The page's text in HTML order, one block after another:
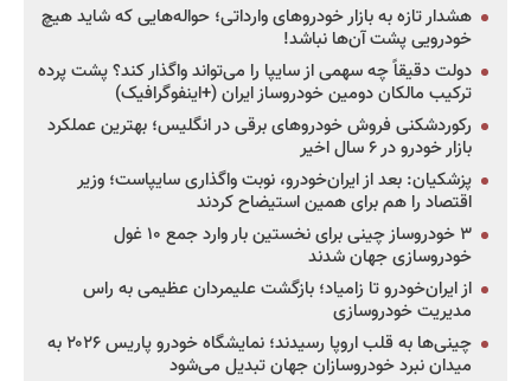
هشدار تازه به بازار خودروهای وارداتی؛ حواله‌هایی که شاید هیچ
خودرویی پشت آن‌ها نباشد!
دولت دقیقاً چه سهمی از سایپا را می‌تواند واگذار کند؟ پشت پرده
ترکیب مالکان دومین خودروساز ایران (+اینفوگرافیک)
رکوردشکنی فروش خودروهای برقی در انگلیس؛ بهترین عملکرد
بازار خودرو در ۶ سال اخیر
پزشکیان: بعد از ایران‌خودرو، نوبت واگذاری سایپاست؛ وزیر
اقتصاد را هم برای همین استیضاح کردند
۳ خودروساز چینی برای نخستین بار وارد جمع ۱۰ غول
خودروسازی جهان شدند
از ایران‌خودرو تا زامیاد؛ بازگشت علیمردان عظیمی به راس
مدیریت خودروسازی
چینی‌ها به قلب اروپا رسیدند؛ نمایشگاه خودرو پاریس ۲۰۲۶ به
میدان نبرد خودروسازان جهان تبدیل می‌شود